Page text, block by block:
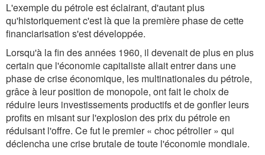
L'exemple du pétrole est éclairant, d'autant plus
qu'historiquement c'est là que la première phase de cette
financiarisation s'est développée.
Lorsqu'à la fin des années 1960, il devenait de plus en plus
certain que l'économie capitaliste allait entrer dans une
phase de crise économique, les multinationales du pétrole,
grâce à leur position de monopole, ont fait le choix de
réduire leurs investissements productifs et de gonfler leurs
profits en misant sur l'explosion des prix du pétrole en
réduisant l'offre. Ce fut le premier « choc pétrolier » qui
déclencha une crise brutale de toute l'économie mondiale.